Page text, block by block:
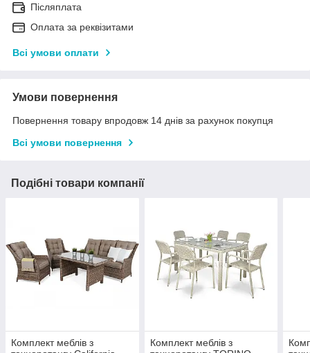
Післяплата
Оплата за реквізитами
Всі умови оплати
Умови повернення
Повернення товару впродовж 14 днів за рахунок покупця
Всі умови повернення
Подібні товари компанії
Комплект меблів з
Комплект меблів з